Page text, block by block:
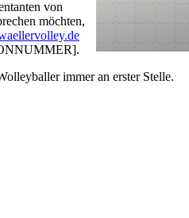
von
möchten,
immer an erster Stelle.